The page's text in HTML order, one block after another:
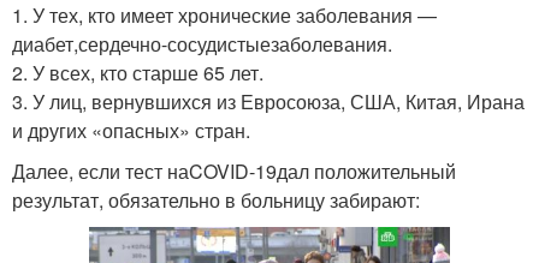
1. У тех, кто имеет хронические заболевания —
диабет,сердечно-сосудистыезаболевания.
2. У всех, кто старше 65 лет.
3. У лиц, вернувшихся из Евросоюза, США, Китая, Ирана
и других «опасных» стран.
Далее, если тест наCOVID-19дал положительный
результат, обязательно в больницу забирают: